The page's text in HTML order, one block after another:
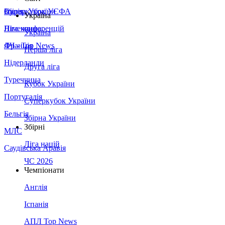
Збірна України
Італія
Німеччина
Франція
Нідерланди
Туреччина
Португалія
Бельгія
МЛС
Саудівська Аравія
Суперкубок УЄФА
Ліга конференцій
ЛЧ - Top News
Україна
Україна
Перша ліга
Друга ліга
Кубок України
Суперкубок України
Збірна України
Збірні
Ліга націй
ЧС 2026
Чемпіонати
Англія
Іспанія
АПЛ Top News